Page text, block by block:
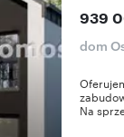
939
dom
Na